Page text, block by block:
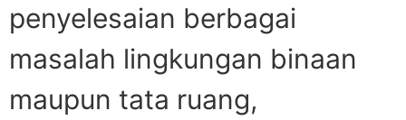
penyelesaian berbagai
masalah lingkungan binaan
maupun tata ruang,